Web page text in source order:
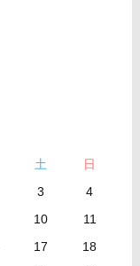
土
日
3
4
10
11
17
18